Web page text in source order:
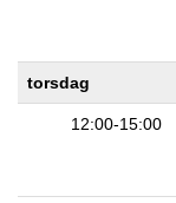
torsdag
12:00-15:00